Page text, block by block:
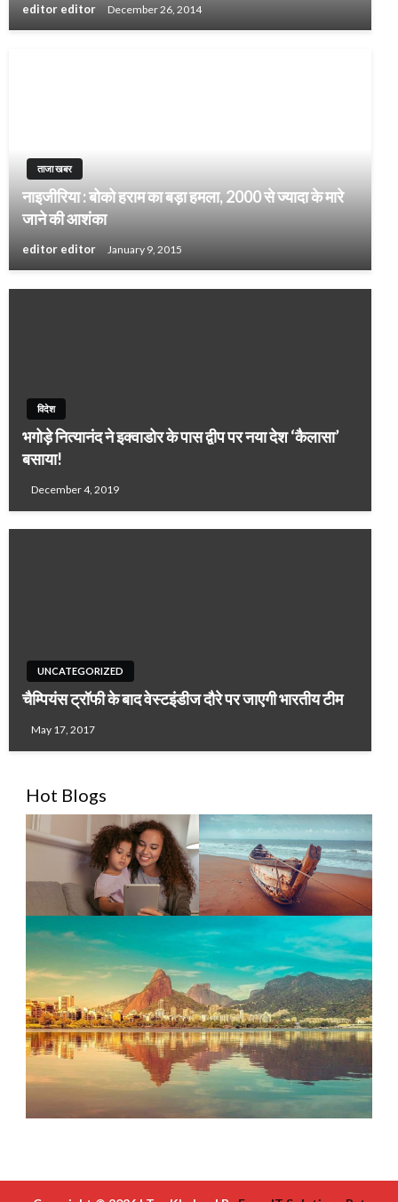
editor editor December 26, 2014
ताजा खबर
नाइजीरिया : बोको हराम का बड़ा हमला, 2000 से ज्यादा के मारे
जाने की आशंका
editor editor January 9, 2015
विदेश
भगोड़े नित्यानंद ने इक्वाडोर के पास द्वीप पर नया देश ‘कैलासा’
बसाया!
December 4, 2019
UNCATEGORIZED
चैम्पियंस ट्रॉफी के बाद वेस्टइंडीज दौरे पर जाएगी भारतीय टीम
May 17, 2017
Hot Blogs